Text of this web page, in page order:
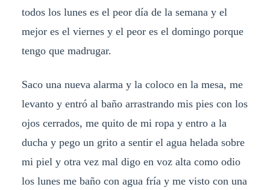
todos los lunes es el peor día de la semana y el
mejor es el viernes y el peor es el domingo porque
tengo que madrugar.
Saco una nueva alarma y la coloco en la mesa, me
levanto y entró al baño arrastrando mis pies con los
ojos cerrados, me quito de mi ropa y entro a la
ducha y pego un grito a sentir el agua helada sobre
mi piel y otra vez mal digo en voz alta como odio
los lunes me baño con agua fría y me visto con una